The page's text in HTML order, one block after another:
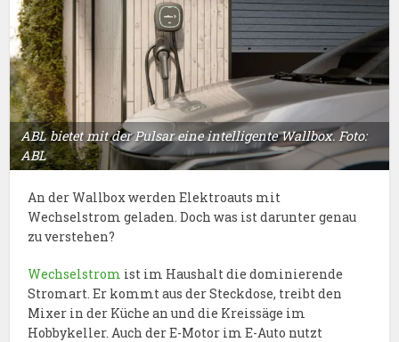
ABL bietet mit der Pulsar eine intelligente Wallbox. Foto:
ABL
An der Wallbox werden Elektroauts mit
Wechselstrom geladen. Doch was ist darunter genau
zu verstehen?
Wechselstrom ist im Haushalt die dominierende
Stromart. Er kommt aus der Steckdose, treibt den
Mixer in der Küche an und die Kreissäge im
Hobbykeller. Auch der E-Motor im E-Auto nutzt